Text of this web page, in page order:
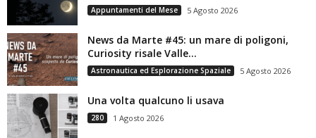
Appuntamenti del Mese 5 Agosto 2026
News da Marte #45: un mare di poligoni,
Curiosity risale Valle...
Astronautica ed Esplorazione Spaziale 5 Agosto 2026
Una volta qualcuno li usava
280 1 Agosto 2026